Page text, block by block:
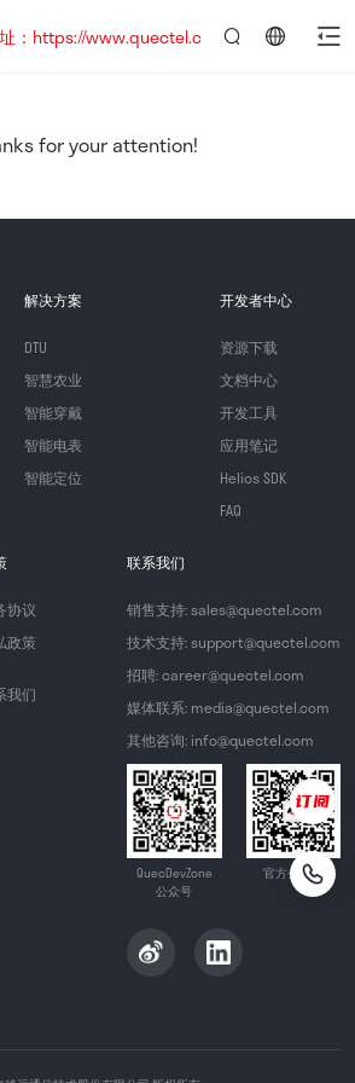
：https://www.quectel.com.cn
for your attention!
解决方案
DTU
智慧农业
智能穿戴
智能电表
智能定位
开发者中心
资源下载
文档中心
开发工具
应用笔记
Helios SDK
FAQ
协议
政策
我们
联系我们
销售支持: sales@quectel.com
技术支持: support@quectel.com
招聘: career@quectel.com
媒体联系: media@quectel.com
其他咨询: info@quectel.com
QuecDevZone
公众号
官方公众号